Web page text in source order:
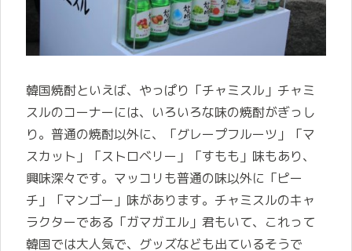
韓国焼酎といえば、やっぱり「チャミスル」チャミ
スルのコーナーには、いろいろな味の焼酎がぎっし
り。普通の焼酎以外に、「グレープフルーツ」「マ
スカット」「ストロベリー」「すもも」味もあり、
興味深々です。マッコリも普通の味以外に「ピー
チ」「マンゴー」味があります。チャミスルのキャ
ラクターである「ガマガエル」君もいて、これって
韓国では大人気で、グッズなども出ているそうで